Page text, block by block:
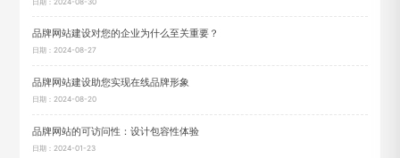
品牌网站建设对您的企业为什么至关重要？
日期：2024-08-27
品牌网站建设助您实现在线品牌形象
日期：2024-08-20
品牌网站的可访问性：设计包容性体验
日期：2024-01-23